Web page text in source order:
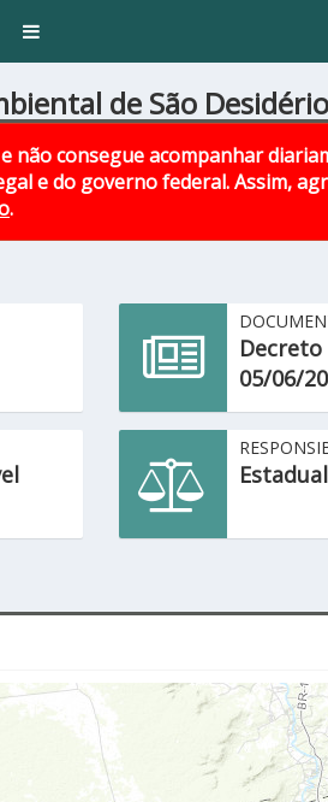
Toggle
de São Desidério
não consegue acompanhar
e do governo federal. Assim,
.
Decreto
05/06/
Estadual